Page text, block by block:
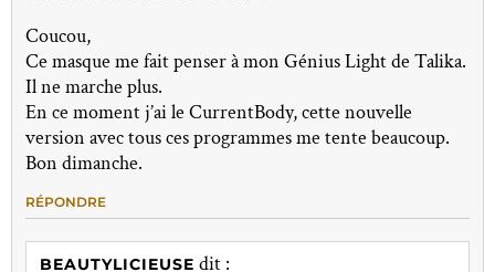
Coucou,
Ce masque me fait penser à mon Génius Light de Talika.
Il ne marche plus.
En ce moment j’ai le CurrentBody, cette nouvelle
version avec tous ces programmes me tente beaucoup.
Bon dimanche.
RÉPONDRE
BEAUTYLICIEUSE dit :